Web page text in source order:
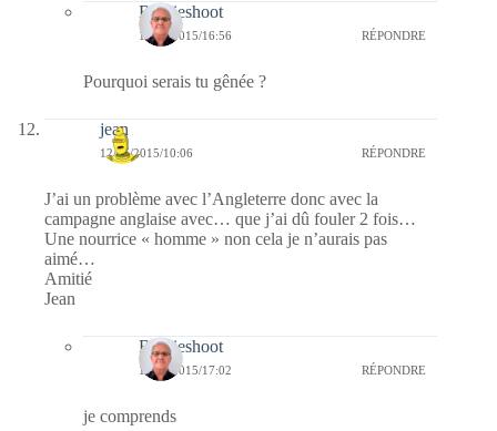
Bernieshoot
13/05/2015/16:56 RÉPONDRE
Pourquoi serais tu gênée ?
jean
12/05/2015/10:06 RÉPONDRE
J’ai un problème avec l’Angleterre donc avec la
campagne anglaise avec… que j’ai dû fouler 2 fois…
Une nourrice « homme » non cela je n’aurais pas
aimé…
Amitié
Jean
Bernieshoot
13/05/2015/17:02 RÉPONDRE
je comprends